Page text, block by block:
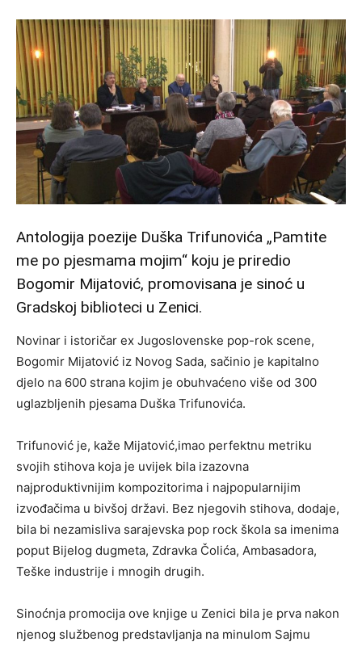
Antologija poezije Duška Trifunovića „Pamtite
me po pjesmama mojim“ koju je priredio
Bogomir Mijatović, promovisana je sinoć u
Gradskoj biblioteci u Zenici.
Novinar i istoričar ex Jugoslovenske pop-rok scene,
Bogomir Mijatović iz Novog Sada, sačinio je kapitalno
djelo na 600 strana kojim je obuhvaćeno više od 300
uglazbljenih pjesama Duška Trifunovića.
Trifunović je, kaže Mijatović,imao perfektnu metriku
svojih stihova koja je uvijek bila izazovna
najproduktivnijim kompozitorima i najpopularnijim
izvođačima u bivšoj državi. Bez njegovih stihova, dodaje,
bila bi nezamisliva sarajevska pop rock škola sa imenima
poput Bijelog dugmeta, Zdravka Čolića, Ambasadora,
Teške industrije i mnogih drugih.
Sinoćnja promocija ove knjige u Zenici bila je prva nakon
njenog službenog predstavljanja na minulom Sajmu